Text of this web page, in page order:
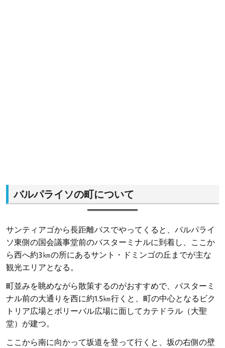
バルパライソの町について
サンティアゴから長距離バスでやってくると、バルパライ
ソ東側の国会議事堂前のバスターミナルに到着し、ここか
ら西へ約3㎞の所にあるサント・ドミンゴの丘までが主な
観光エリアとなる。
町並みを眺めながら散策するのがおすすめで、バスターミ
ナル前の大通りを西に約1.5㎞行くと、町の中心となるビク
トリア広場とボリーバル広場に面してカテドラル（大聖
堂）が建つ。
ここから南に向かって坂道を登って行くと、坂の右側の壁